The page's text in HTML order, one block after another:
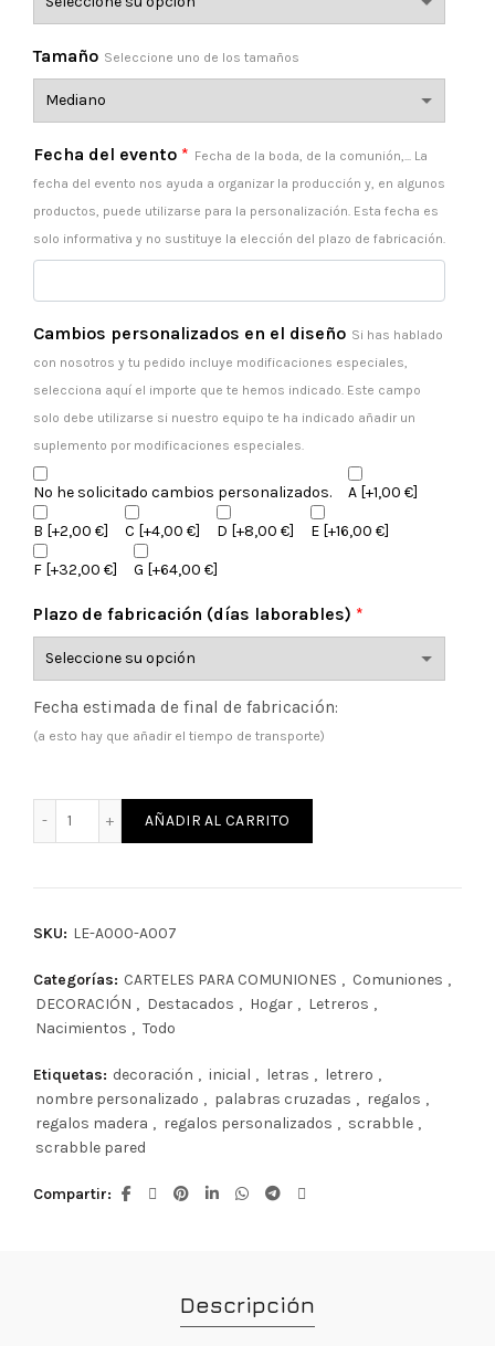
Tamaño Seleccione uno de los tamaños
Fecha del evento * Fecha de la boda, de la comunión,... La
fecha del evento nos ayuda a organizar la producción y, en algunos
productos, puede utilizarse para la personalización. Esta fecha es
solo informativa y no sustituye la elección del plazo de fabricación.
Cambios personalizados en el diseño Si has hablado
con nosotros y tu pedido incluye modificaciones especiales,
selecciona aquí el importe que te hemos indicado. Este campo
solo debe utilizarse si nuestro equipo te ha indicado añadir un
suplemento por modificaciones especiales.
No he solicitado cambios personalizados. A [+1,00 €]
B [+2,00 €] C [+4,00 €] D [+8,00 €] E [+16,00 €]
F [+32,00 €] G [+64,00 €]
Plazo de fabricación (días laborables) *
Fecha estimada de final de fabricación:
(a esto hay que añadir el tiempo de transporte)
Guirnalda banderines personalizada cantidad
AÑADIR AL CARRITO
SKU: LE-A000-A007
Categorías: CARTELES PARA COMUNIONES , Comuniones ,
DECORACIÓN , Destacados , Hogar , Letreros ,
Nacimientos , Todo
Etiquetas: decoración , inicial , letras , letrero ,
nombre personalizado , palabras cruzadas , regalos ,
regalos madera , regalos personalizados , scrabble ,
scrabble pared
Compartir
Descripción